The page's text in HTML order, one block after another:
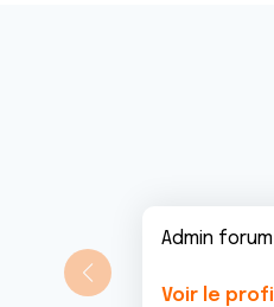
Admin forum
Voir le profil